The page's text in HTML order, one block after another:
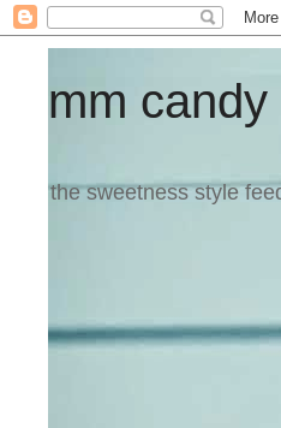
mm candy
the sweetness style